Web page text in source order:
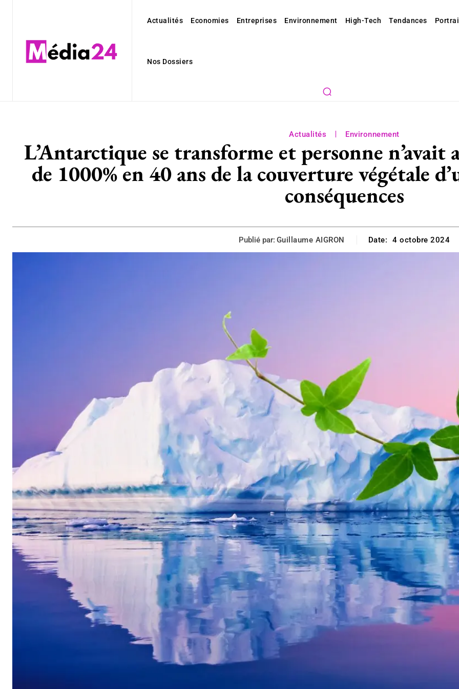
Actualités Economies Entreprises Environnement High-Tech Tendances
Nos Dossiers
Actualités Environnement
L’Antarctique se transforme et personne n’avait
de 1000% en 40 ans de la couverture végétale
conséquences
Publié par: Guillaume AIGRON Date: 4 octobre 2024